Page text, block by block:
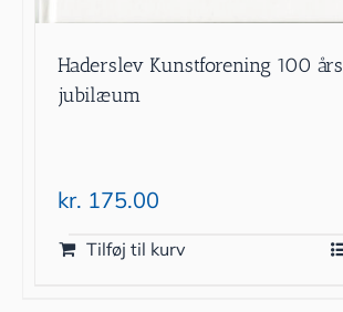
Haderslev Kunstforening 100 års
jubilæum
kr. 175.00
Tilføj til kurv